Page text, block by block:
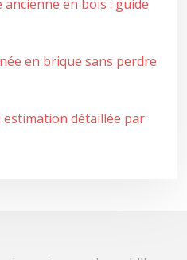
en bois : guide
en brique sans perdre
détaillée par